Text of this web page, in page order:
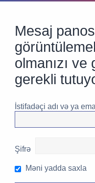
Mesaj
olmanızı ve
gerekli
İstifadəçi adı və ya
Şifrə
Məni yadda saxla